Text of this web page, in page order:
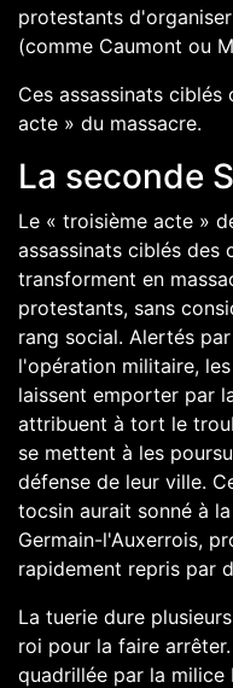
protestants
(comme Caumont ou
Ces assassinats
acte » du massacre.
La seconde
Le « troisième acte »
assassinats ciblés des
transforment en
protestants, sans
rang social. Alertés
l'opération militaire,
laissent emporter par
attribuent à tort le
se mettent à les
défense de leur ville.
tocsin aurait sonné à
Germain-l'Auxerrois,
rapidement repris par
La tuerie dure
roi pour la faire
quadrillée par la